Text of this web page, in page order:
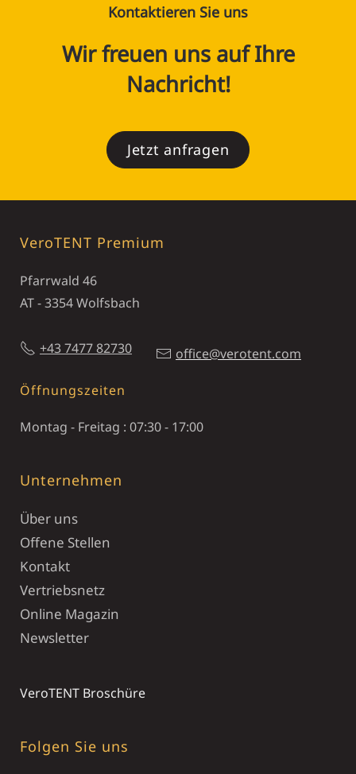
Kontaktieren Sie uns
Wir freuen uns auf Ihre
Nachricht!
Jetzt anfragen
VeroTENT Premium
Pfarrwald 46
AT - 3354 Wolfsbach
+43 7477 82730 office@verotent.com
Öffnungszeiten
Montag - Freitag : 07:30 - 17:00
Unternehmen
Über uns
Offene Stellen
Kontakt
Vertriebsnetz
Online Magazin
Newsletter
VeroTENT Broschüre
Folgen Sie uns